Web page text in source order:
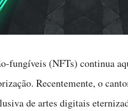
fungíveis (NFTs) continua
Recentemente, o
de artes digitais